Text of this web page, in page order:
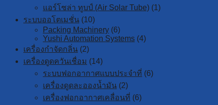
แอร์โซล่า ทูบป์ (Air Solar Tube) (1)
ระบบออโตเมชั่น (10)
Packing Machinery (6)
Yushi Automation Systems (4)
เครื่องกำจัดกลิ่น (2)
เครื่องดูดควันเชื่อม (14)
ระบบฟอกอากาศแบบประจำที่ (6)
เครื่องดูดละอองน้ำมัน (2)
เครื่องฟอกอากาศเคลื่อนที่ (6)